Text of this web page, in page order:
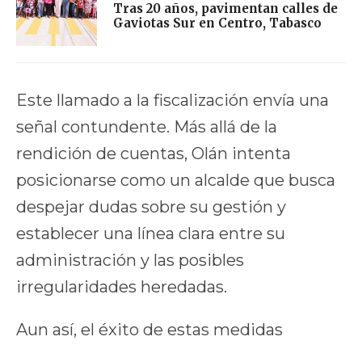
Tras 20 años, pavimentan calles de
Gaviotas Sur en Centro, Tabasco
Este llamado a la fiscalización envía una
señal contundente. Más allá de la
rendición de cuentas, Olán intenta
posicionarse como un alcalde que busca
despejar dudas sobre su gestión y
establecer una línea clara entre su
administración y las posibles
irregularidades heredadas.
Aun así, el éxito de estas medidas